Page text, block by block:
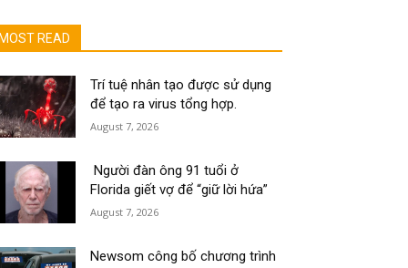
MOST READ
Trí tuệ nhân tạo được sử dụng
để tạo ra virus tổng hợp.
August 7, 2026
Người đàn ông 91 tuổi ở
Florida giết vợ để “giữ lời hứa”
August 7, 2026
Newsom công bố chương trình